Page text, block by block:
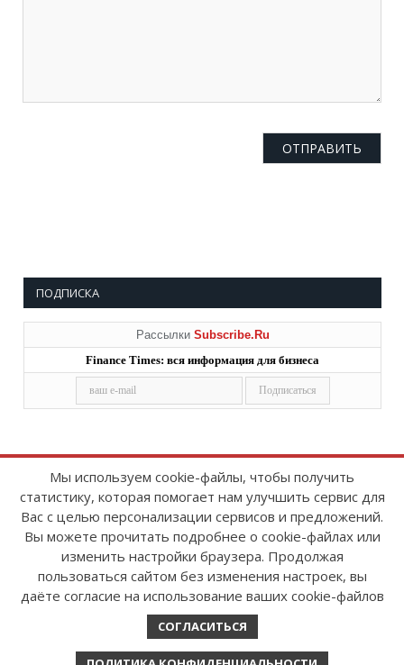
ПОДПИСКА
Рассылки Subscribe.Ru
Finance Times: вся информация для бизнеса
Copyright © 2008-2026FinanceTimes
Зарегистрировано в Роскомнадзоре
Свидетельство о регистрации СМИ:
серия Эл № ФС77-86300 от 10 ноября 2023 г
Мы используем cookie-файлы, чтобы получить
статистику, которая помогает нам улучшить сервис для
Вас с целью персонализации сервисов и предложений.
Вы можете прочитать подробнее о cookie-файлах или
изменить настройки браузера. Продолжая
пользоваться сайтом без изменения настроек, вы
даёте согласие на использование ваших cookie-файлов
СОГЛАСИТЬСЯ